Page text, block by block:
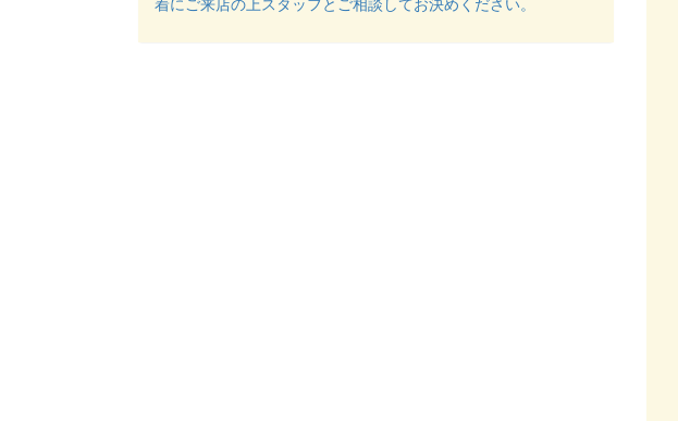
着にご来店の上スタッフとご相談してお決めください。